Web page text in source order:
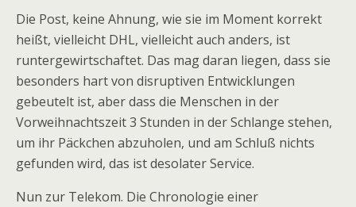
Die Post, keine Ahnung, wie sie im Moment korrekt
heißt, vielleicht DHL, vielleicht auch anders, ist
runtergewirtschaftet. Das mag daran liegen, dass sie
besonders hart von disruptiven Entwicklungen
gebeutelt ist, aber dass die Menschen in der
Vorweihnachtszeit 3 Stunden in der Schlange stehen,
um ihr Päckchen abzuholen, und am Schluß nichts
gefunden wird, das ist desolater Service.
Nun zur Telekom. Die Chronologie einer